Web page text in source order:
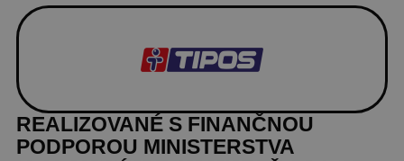
REALIZOVANÉ S FINANČNOU
PODPOROU MINISTERSTVA